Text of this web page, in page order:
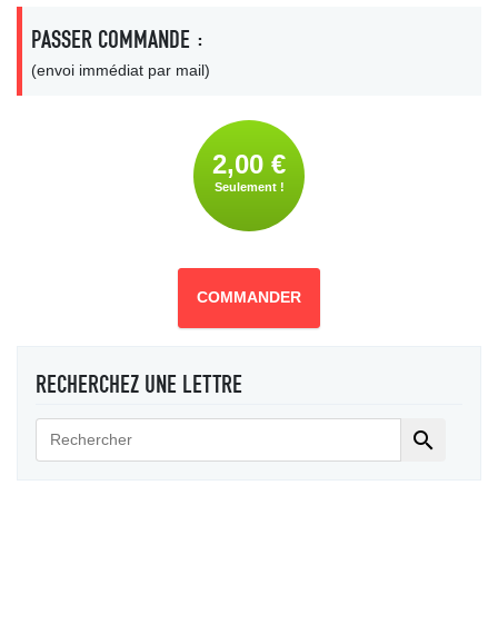
PASSER COMMANDE :
(envoi immédiat par mail)
2,00 €
Seulement !
COMMANDER
RECHERCHEZ UNE LETTRE
